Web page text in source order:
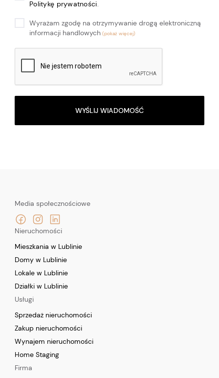
Politykę prywatności
Wyrażam zgodę na otrzymywanie drogą elektroniczną
informacji handlowych
WYŚLIJ WIADOMOŚĆ
Media społecznościowe
Nieruchomości
Mieszkania w Lublinie
Domy w Lublinie
Lokale w Lublinie
Działki w Lublinie
Usługi
Sprzedaż nieruchomości
Zakup nieruchomości
Wynajem nieruchomości
Home Staging
Firma